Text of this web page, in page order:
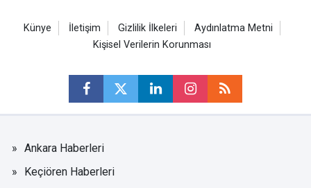
Künye İletişim Gizlilik İlkeleri
Aydınlatma Metni
Kişisel Verilerin Korunması
Ankara Haberleri
Keçiören Haberleri